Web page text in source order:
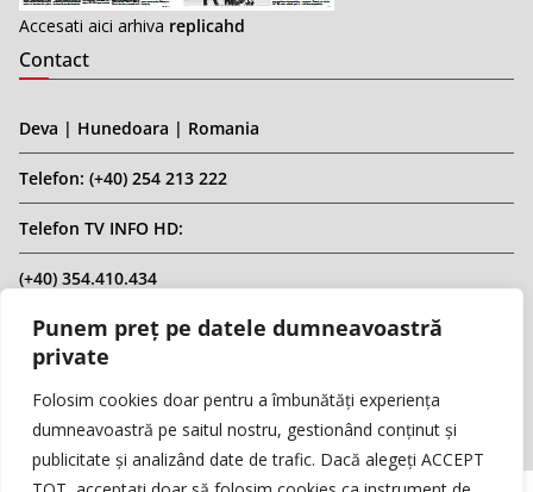
Punem preț pe datele dumneavoastră
private
Folosim cookies doar pentru a îmbunătăți experiența
dumneavoastră pe saitul nostru, gestionând conținut și
publicitate și analizând date de trafic. Dacă alegeți ACCEPT
Accesati aici arhiva replicahd
Contact
Deva | Hunedoara | Romania
Telefon: (+40) 254 213 222
Telefon TV INFO HD:
(+40) 354.410.434
Email: infohd20@gmail.com
Website: www.replicahd.ro